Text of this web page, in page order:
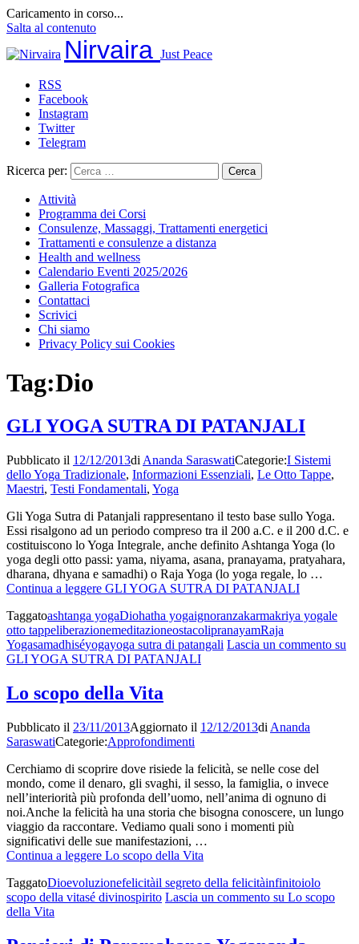
Caricamento in corso...
Salta al contenuto
Nirvaira Just Peace
RSS
Facebook
Instagram
Twitter
Telegram
Ricerca per:
Attività
Programma dei Corsi
Consulenze, Massaggi, Trattamenti energetici
Trattamenti e consulenze a distanza
Health and wellness
Calendario Eventi 2025/2026
Galleria Fotografica
Contattaci
Scrivici
Chi siamo
Privacy Policy sui Cookies
Tag:Dio
GLI YOGA SUTRA DI PATANJALI
Pubblicato il 12/12/2013di Ananda SaraswatiCategorie:I Sistemi
dello Yoga Tradizionale, Informazioni Essenziali, Le Otto Tappe,
Maestri, Testi Fondamentali, Yoga
Gli Yoga Sutra di Patanjali rappresentano il testo base sullo Yoga.
Essi risalgono ad un periodo compreso tra il 200 a.C. e il 200 d.C. e
costituiscono lo Yoga Integrale, anche definito Ashtanga Yoga (lo
yoga degli otto passi: yama, niyama, asana, pranayama, pratyahara,
dharana, dhyana e samadhi) o Raja Yoga (lo yoga regale, lo …
Continua a leggere GLI YOGA SUTRA DI PATANJALI
Taggatoashtanga yogaDiohatha yogaignoranzakarmakriya yogale
otto tappeliberazionemeditazioneostacolipranayamRaja
Yogasamadhiséyogayoga sutra di patangali Lascia un commento su
GLI YOGA SUTRA DI PATANJALI
Lo scopo della Vita
Pubblicato il 23/11/2013Aggiornato il 12/12/2013di Ananda
SaraswatiCategorie:Approfondimenti
Cerchiamo di scoprire dove risiede la felicità, se nelle cose del
mondo, come il denaro, gli svaghi, il sesso, la famiglia, o invece
nell’interiorità più profonda dell’uomo, nell’anima di ognuno di
noi.Anche la felicità ha una storia che bisogna conoscere, un lungo
viaggio da raccontare. Vediamo quali sono i momenti più
significativi delle sue manifestazioni, …
Continua a leggere Lo scopo della Vita
TaggatoDioevoluzionefelicitàil segreto della felicitàinfinitoiolo
scopo della vitasé divinospirito Lascia un commento su Lo scopo
della Vita